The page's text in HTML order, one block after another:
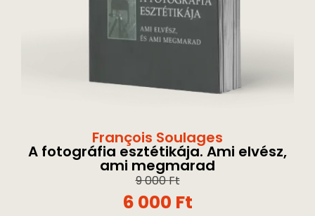
François Soulages
A fotográfia esztétikája. Ami elvész,
ami megmarad
9 000Ft
6 000 Ft